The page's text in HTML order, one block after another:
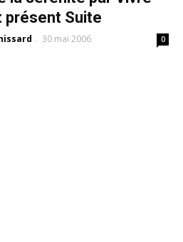
présent Suite
- 30 mai 2006 0